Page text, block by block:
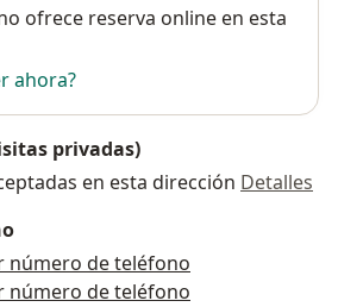
ofrece reserva online en esta
ahora?
privadas)
en esta dirección Detalles
número de teléfono
número de teléfono